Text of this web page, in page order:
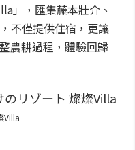
」，匯集藤本壯介、
不僅提供住宿，更讓
農耕過程，體驗回歸
Villa